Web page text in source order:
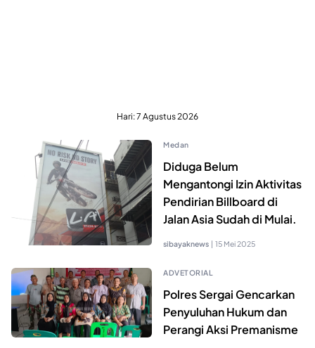
Hari:7 Agustus 2026
Medan
Diduga Belum
Mengantongi Izin Aktivitas
Pendirian Billboard di
Jalan Asia Sudah di Mulai.
sibayaknews | 15 Mei 2025
ADVETORIAL
Polres Sergai Gencarkan
Penyuluhan Hukum dan
Perangi Aksi Premanisme